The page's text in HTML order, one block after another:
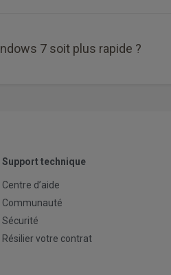
7 soit plus rapide ?
Support technique
Centre d’aide
Communauté
Sécurité
Résilier votre contrat